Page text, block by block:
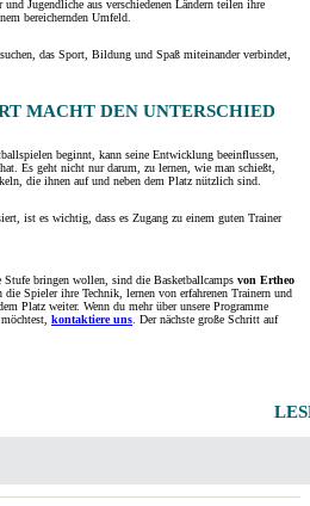
und Jugendliche aus verschiedenen Ländern teilen ihre
bereichernden Umfeld.
suchen, das Sport, Bildung und Spaß miteinander verbindet,
MACHT DEN UNTERSCHIED
beginnt, kann seine Entwicklung beeinflussen,
Es geht nicht nur darum, zu lernen, wie man schießt,
die ihnen auf und neben dem Platz nützlich sind.
ist es wichtig, dass es Zugang zu einem guten Trainer
bringen wollen, sind die Basketballcamps von Ertheo
die Spieler ihre Technik, lernen von erfahrenen Trainern und
Platz weiter. Wenn du mehr über unsere Programme
kontaktiere uns. Der nächste große Schritt auf